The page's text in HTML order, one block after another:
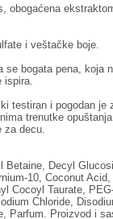
obogaćena
i veštačke boje.
se bogata pena, koja
ispira.
testiran i pogodan je
trenutke
za decu.
Betaine, Decyl
10, Coconut
Cocoyl Taurate,
Chloride,
Parfum. Proizvod i